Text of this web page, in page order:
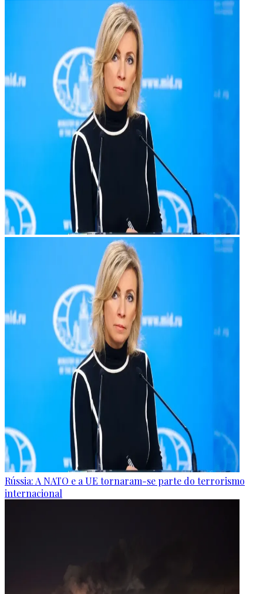
Rússia: A NATO e a UE tornaram-se parte do terrorismo
internacional